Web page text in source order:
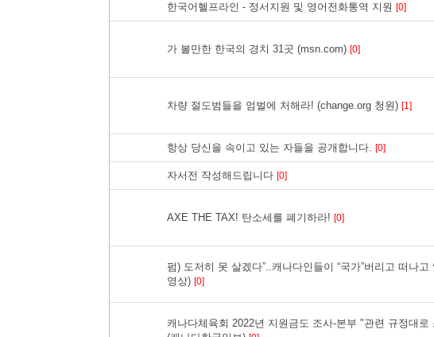
한국어헬프라인 - 정서지원 및 영어전화통역 지원 [0]
가 볼만한 한국의 경치 31곳 (msn.com) [0]
차량 절도범들을 엄벌에 처해라! (change.org 청원) [1]
항상 당신을 속이고 있는 자들을 공개합니다. [0]
자서전 작성해드립니다 [0]
AXE THE TAX! 탄소세를 폐기하라! [0]
펌) 도저히 못 살겠다”..캐나다인들이 “국가”버리고 떠나고
영상) [0]
캐나다체육회 2022년 지원금도 조사-본부 "관련 규정대